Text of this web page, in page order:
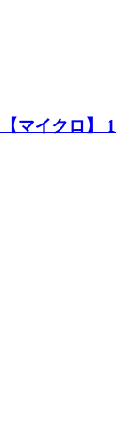
マイクロ】 1